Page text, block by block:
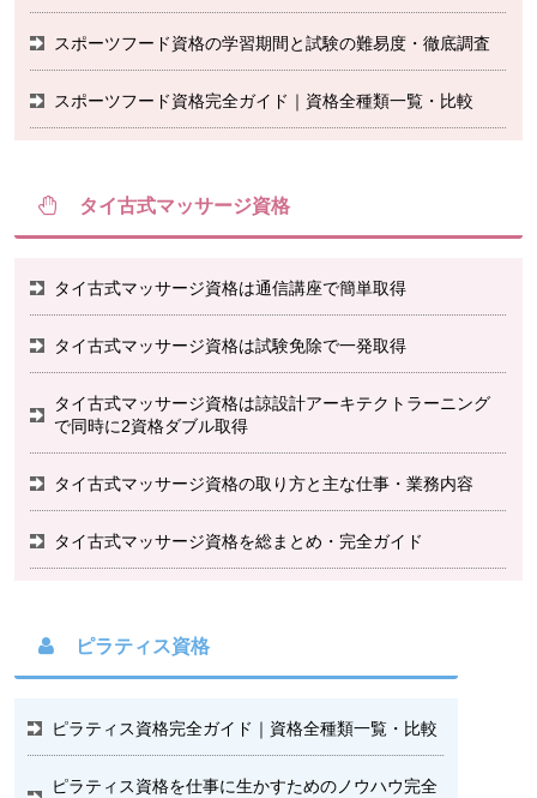
スポーツフード資格の学習期間と試験の難易度・徹底調査
スポーツフード資格完全ガイド｜資格全種類一覧・比較
タイ古式マッサージ資格
タイ古式マッサージ資格は通信講座で簡単取得
タイ古式マッサージ資格は試験免除で一発取得
タイ古式マッサージ資格は諒設計アーキテクトラーニング
で同時に2資格ダブル取得
タイ古式マッサージ資格の取り方と主な仕事・業務内容
タイ古式マッサージ資格を総まとめ・完全ガイド
ピラティス資格
ピラティス資格完全ガイド｜資格全種類一覧・比較
ピラティス資格を仕事に生かすためのノウハウ完全